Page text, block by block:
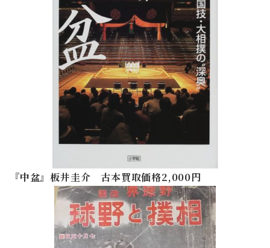
『中盆』板井圭介 古本買取価格2,000円